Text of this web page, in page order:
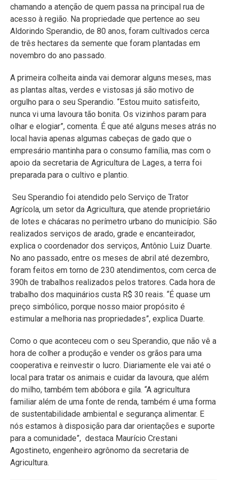
chamando a atenção de quem passa na principal rua de
acesso à região. Na propriedade que pertence ao seu
Aldorindo Sperandio, de 80 anos, foram cultivados cerca
de três hectares da semente que foram plantadas em
novembro do ano passado.
A primeira colheita ainda vai demorar alguns meses, mas
as plantas altas, verdes e vistosas já são motivo de
orgulho para o seu Sperandio. “Estou muito satisfeito,
nunca vi uma lavoura tão bonita. Os vizinhos param para
olhar e elogiar”, comenta. É que até alguns meses atrás no
local havia apenas algumas cabeças de gado que o
empresário mantinha para o consumo família, mas com o
apoio da secretaria de Agricultura de Lages, a terra foi
preparada para o cultivo e plantio.
Seu Sperandio foi atendido pelo Serviço de Trator
Agrícola, um setor da Agricultura, que atende proprietário
de lotes e chácaras no perímetro urbano do município. São
realizados serviços de arado, grade e encanteirador,
explica o coordenador dos serviços, Antônio Luiz Duarte.
No ano passado, entre os meses de abril até dezembro,
foram feitos em torno de 230 atendimentos, com cerca de
390h de trabalhos realizados pelos tratores. Cada hora de
trabalho dos maquinários custa R$ 30 reais. “É quase um
preço simbólico, porque nosso maior propósito é
estimular a melhoria nas propriedades”, explica Duarte.
Como o que aconteceu com o seu Sperandio, que não vê a
hora de colher a produção e vender os grãos para uma
cooperativa e reinvestir o lucro. Diariamente ele vai até o
local para tratar os animais e cuidar da lavoura, que além
do milho, também tem abóbora e gila. “A agricultura
familiar além de uma fonte de renda, também é uma forma
de sustentabilidade ambiental e segurança alimentar. E
nós estamos à disposição para dar orientações e suporte
para a comunidade”, destaca Maurício Crestani
Agostineto, engenheiro agrônomo da secretaria de
Agricultura.